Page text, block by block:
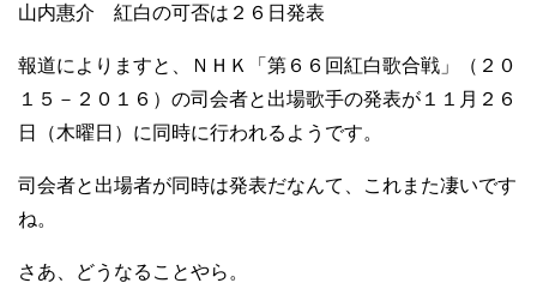
山内惠介 紅白の可否は２６日発表
報道によりますと、ＮＨＫ「第６６回紅白歌合戦」（２０
１５－２０１６）の司会者と出場歌手の発表が１１月２６
日（木曜日）に同時に行われるようです。
司会者と出場者が同時は発表だなんて、これまた凄いです
ね。
さあ、どうなることやら。